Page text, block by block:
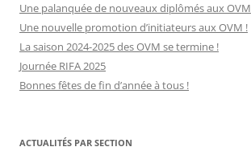
Une palanquée de nouveaux diplômés aux OVM
Une nouvelle promotion d’initiateurs aux OVM !
La saison 2024-2025 des OVM se termine !
Journée RIFA 2025
Bonnes fêtes de fin d’année à tous !
ACTUALITÉS PAR SECTION